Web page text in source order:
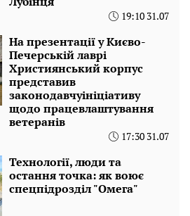
19:10 31.07
На презентації у Києво-
Печерській лаврі
Християнський корпус
представив
законодавчуініціативу
щодо працевлаштування
ветеранів
17:30 31.07
Технології, люди та
остання точка: як воює
спецпідрозділ "Омега"